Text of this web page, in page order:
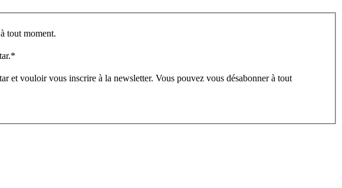
tout moment.
*
et vouloir vous inscrire à la newsletter. Vous pouvez vous désabonner à tout